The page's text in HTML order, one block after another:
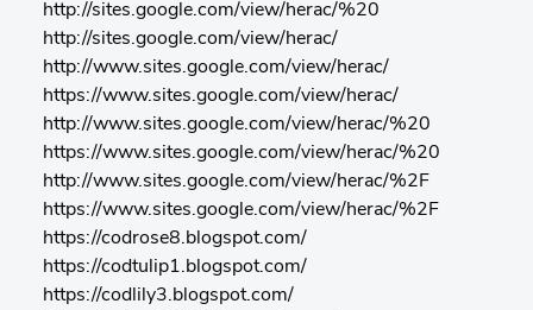
http://sites.google.com/view/herac/%20
http://sites.google.com/view/herac/
http://www.sites.google.com/view/herac/
https://www.sites.google.com/view/herac/
http://www.sites.google.com/view/herac/%20
https://www.sites.google.com/view/herac/%20
http://www.sites.google.com/view/herac/%2F
https://www.sites.google.com/view/herac/%2F
https://codrose8.blogspot.com/
https://codtulip1.blogspot.com/
https://codlily3.blogspot.com/